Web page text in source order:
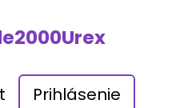
Prihlásenie